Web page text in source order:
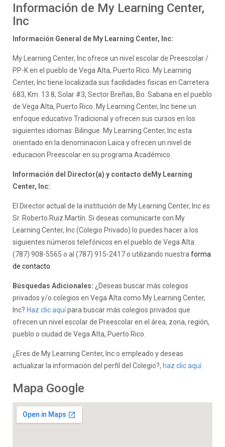
Información de My Learning Center,
Inc
Información General de My Learning Center, Inc:
My Learning Center, Inc ofrece un nivel escolar de Preescolar /
PP-K en el pueblo de Vega Alta, Puerto Rico. My Learning
Center, Inc tiene localizada sus facilidades fisicas en Carretera
683, Km. 13.8, Solar #3, Sector Breñas, Bo. Sabana en el pueblo
de Vega Alta, Puerto Rico. My Learning Center, Inc tiene un
enfoque educativo Tradicional y ofrecen sus cursos en los
siguientes idiomas: Bilingue. My Learning Center, Inc esta
orientado en la denominacion Laica y ofrecen un nivel de
educacion Preescolar en su programa Académico.
Información del Director(a) y contacto deMy Learning
Center, Inc:
El Director actual de la institución de My Learning Center, Inc es
Sr. Roberto Ruiz Martín. Si deseas comunicarte con My
Learning Center, Inc (Colegio Privado) lo puedes hacer a los
siguientes números telefónicos en el pueblo de Vega Alta:
(787) 908-5565 o al (787) 915-2417 o utilizando nuestra forma
de contacto
Búsquedas Adicionales: ¿Deseas buscar más colegios
privados y/o colegios en Vega Alta como My Learning Center,
Inc? Haz clic aquípara buscar más colegios privados que
ofrecen un nivel escolar de Preescolar en el área, zona, región,
pueblo o ciudad de Vega Alta, Puerto Rico.
¿Eres de My Learning Center, Inc o empleado y deseas
actualizar la información del perfil del Colegio?, haz clic aquí.
Mapa Google